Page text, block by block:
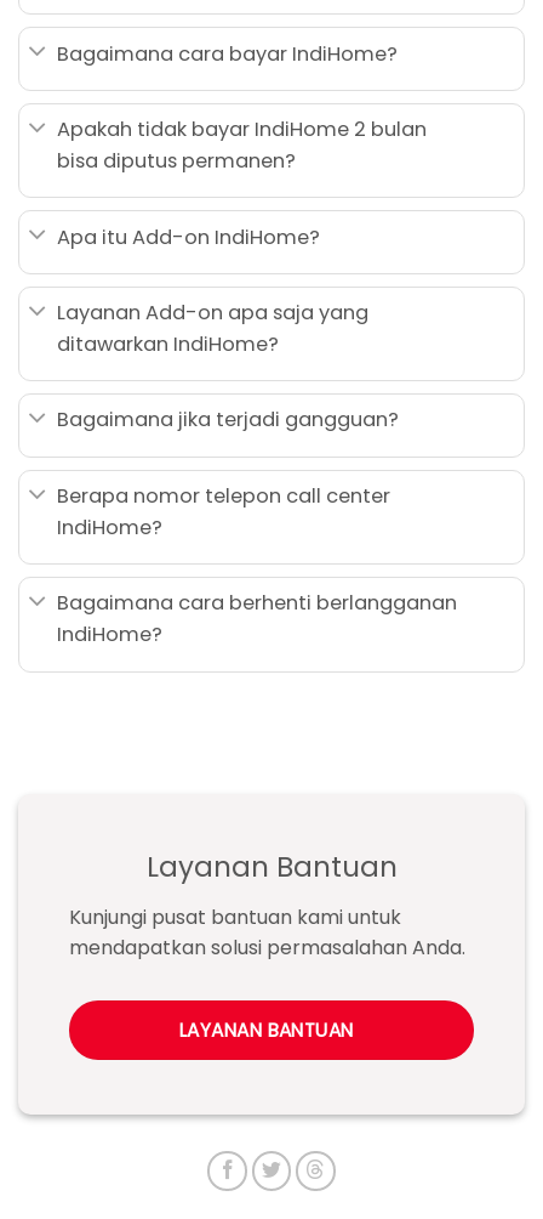
Bagaimana cara bayar IndiHome?
Apakah tidak bayar IndiHome 2 bulan
bisa diputus permanen?
Apa itu Add-on IndiHome?
Layanan Add-on apa saja yang
ditawarkan IndiHome?
Bagaimana jika terjadi gangguan?
Berapa nomor telepon call center
IndiHome?
Bagaimana cara berhenti berlangganan
IndiHome?
Layanan Bantuan
Kunjungi pusat bantuan kami untuk
mendapatkan solusi permasalahan Anda.
LAYANAN BANTUAN